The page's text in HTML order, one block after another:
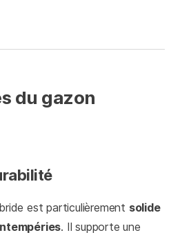
du gazon
est particulièrement solide
. Il supporte une